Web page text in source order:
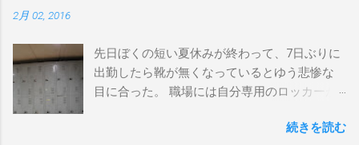
5'10"×18'3/8×2'3/16 Glassing Team 4×4
Extra Toe patch FCS Dacy 6'0 Nick Maz 5'5"×
18'7/8"×2'5/18 FCS 375mm 295mm Firewire
Slater design OMNI 5' 3"×18'5/8"×2'1/4" Round
系YouTubeチャンネル「よういちチャンネル
Spirit Kooks」と、国内外のサーフトリップ専
門旅行会社「Geekoutトラベル」さんとのコラ
際に行ったアクセス方法やスケジュールをま
2月 02, 2016
先日ぼくの短い夏休みが終わって、7日ぶりに
出勤したら靴が無くなっているとゆう悲惨な
目に合った。 職場には自分専用のロッカーが
んでいるのだが、仕事中に履いているシェフ
続きを読む